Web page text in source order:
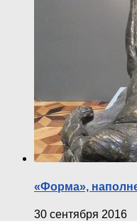
«Форма»,
30 сентября 2016